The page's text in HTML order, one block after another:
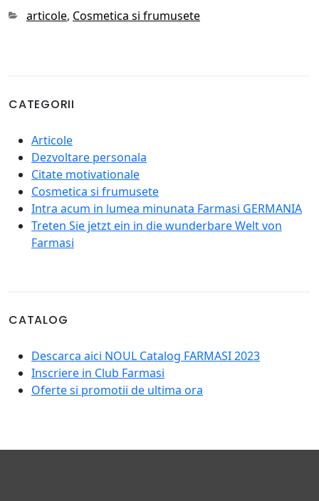
Categories
articole, Cosmetica si frumusete
CATEGORII
Articole
Dezvoltare personala
Citate motivationale
Cosmetica si frumusete
Intra acum in lumea minunata Farmasi GERMANIA
Treten Sie jetzt ein in die wunderbare Welt von
Farmasi
CATALOG
Descarca aici NOUL Catalog FARMASI 2023
Inscriere in Club Farmasi
Oferte si promotii de ultima ora